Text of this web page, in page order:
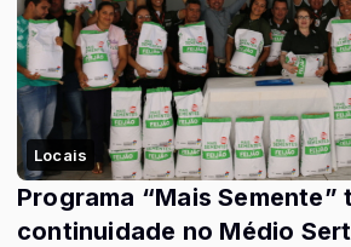
Locais
Programa “Mais Semente”
continuidade no Médio